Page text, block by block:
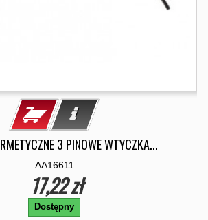
3 PINOWE WTYCZKA...
AA16611
17,22 zł
Dostępny